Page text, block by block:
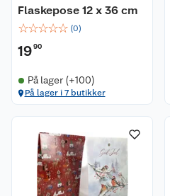
Flaskepose 12 x 36 cm
☆☆☆☆☆ (0)
1990
På lager (+100)
På lager i 7 butikker